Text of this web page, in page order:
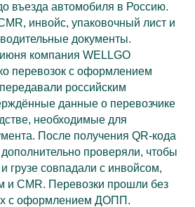
въезда автомобиля в Россию.
инвойс, упаковочный лист и
документы.
компания WELLGO
перевозок с оформлением
российским
данные о перевозчике
необходимые для
После получения QR-кода
проверяли, чтобы
грузе совпадали с инвойсом,
и CMR. Перевозки прошли без
с оформлением ДОПП.